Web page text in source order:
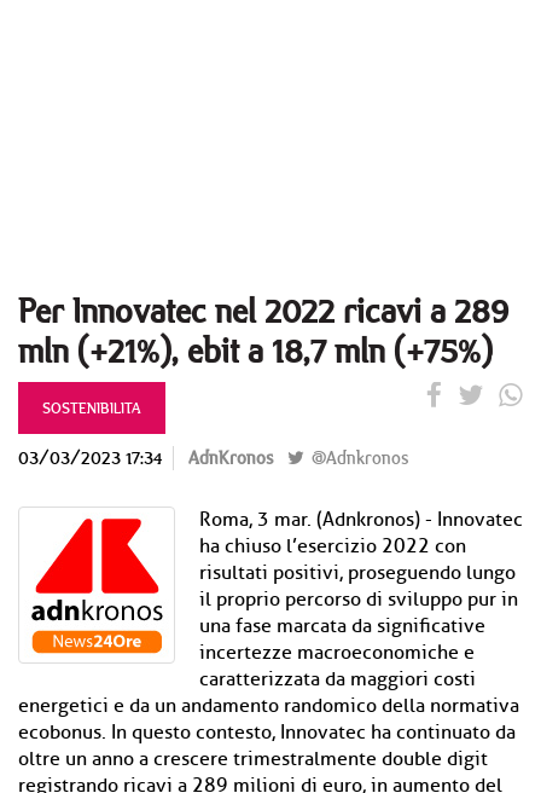
Per Innovatec nel 2022 ricavi a 289
mln (+21%), ebit a 18,7 mln (+75%)
SOSTENIBILITA
03/03/2023 17:34 AdnKronos @Adnkronos
Roma, 3 mar. (Adnkronos) - Innovatec
ha chiuso l’esercizio 2022 con
risultati positivi, proseguendo lungo
il proprio percorso di sviluppo pur in
una fase marcata da significative
incertezze macroeconomiche e
caratterizzata da maggiori costi
energetici e da un andamento randomico della normativa
ecobonus. In questo contesto, Innovatec ha continuato da
oltre un anno a crescere trimestralmente double digit
registrando ricavi a 289 milioni di euro, in aumento del